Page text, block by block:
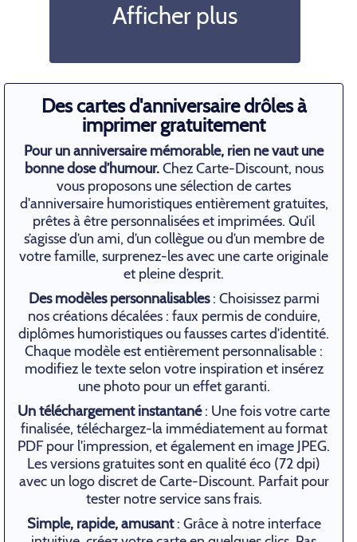
Afficher plus
Des cartes d'anniversaire drôles à
imprimer gratuitement
Pour un anniversaire mémorable, rien ne vaut une
bonne dose d’humour.Chez Carte-Discount, nous
vous proposons une sélection de cartes
d'anniversaire humoristiques entièrement gratuites,
prêtes à être personnalisées et imprimées. Qu’il
s’agisse d’un ami, d’un collègue ou d’un membre de
votre famille, surprenez-les avec une carte originale
et pleine d’esprit.
Des modèles personnalisables: Choisissez parmi
nos créations décalées : faux permis de conduire,
diplômes humoristiques ou fausses cartes d’identité.
Chaque modèle est entièrement personnalisable :
modifiez le texte selon votre inspiration et insérez
une photo pour un effet garanti.
Un téléchargement instantané: Une fois votre carte
finalisée, téléchargez-la immédiatement au format
PDF pour l'impression, et également en image JPEG.
Les versions gratuites sont en qualité éco (72 dpi)
avec un logo discret de Carte-Discount. Parfait pour
tester notre service sans frais.
Simple, rapide, amusant: Grâce à notre interface